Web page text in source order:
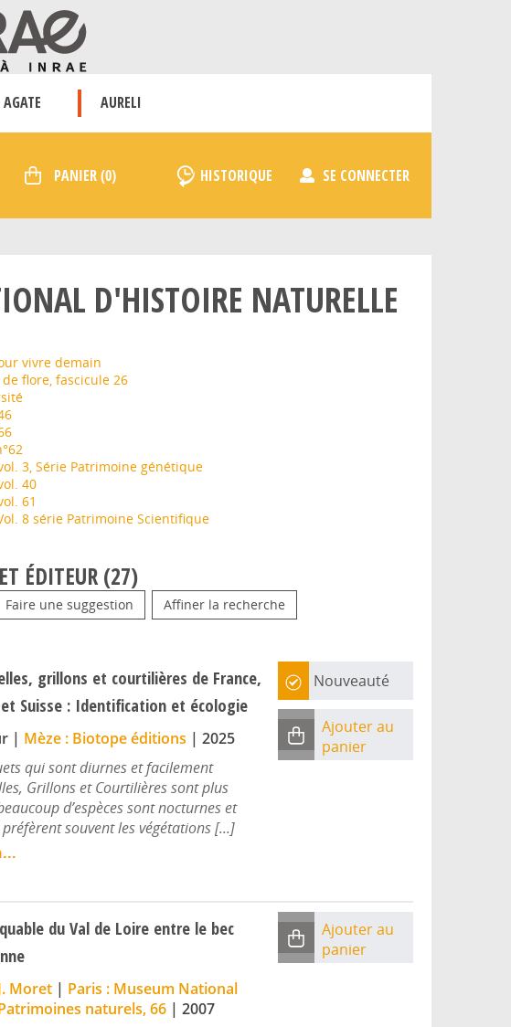
AGATE AURELI
HISTORIQUE SE CONNECTER
D'HISTOIRE NATURELLE
vivre demain
flore, fascicule 26
3, Série Patrimoine génétique
40
61
8 série Patrimoine Scientifique
ÉDITEUR (27)
Faire une suggestion Affiner la recherche
grillons et courtilières de France,
Suisse : Identification et écologie
| Mèze : Biotope éditions | 2025
qui sont diurnes et facilement
Grillons et Courtilières sont plus
d’espèces sont nocturnes et
souvent les végétations [...]
Nouveauté
Ajouter au
panier
du Val de Loire entre le bec
Moret | Paris : Museum National
naturels, 66| 2007
Ajouter au
panier